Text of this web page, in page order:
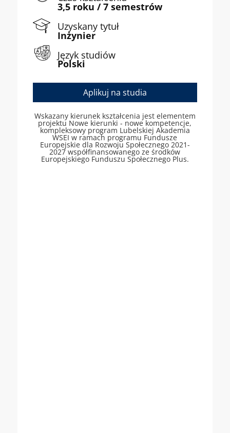
3,5 roku / 7 semestrów
Uzyskany tytuł
Inżynier
Język studiów
Polski
Aplikuj na studia
Wskazany kierunek kształcenia jest elementem
projektu Nowe kierunki - nowe kompetencje,
kompleksowy program Lubelskiej Akademia
WSEI w ramach programu Fundusze
Europejskie dla Rozwoju Społecznego 2021-
2027 współfinansowanego ze środków
Europejskiego Funduszu Społecznego Plus.